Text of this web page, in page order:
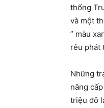
thống
và một
” màu
rêu phát
Những
nâng
triệu đô